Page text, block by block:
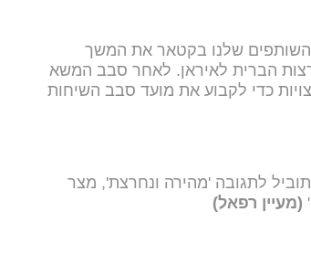
שלנו בקטאר את המשך
הברית לאיראן. לאחר סבב המשא
כדי לקבוע את מועד סבב השיחות
לתגובה 'מהירה ונחרצת', מצר
(מעיין רפאל)